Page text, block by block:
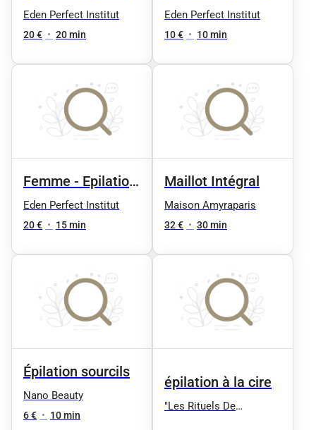
à la cire :demi
jambe
Eden Perfect Institut
20 € • 20 min
à la cire : Sourcils
Eden Perfect Institut
10 € • 10 min
Femme - Epilation
Cuisse
Eden Perfect Institut
20 € • 15 min
Maillot Intégral
Maison Amyraparis
32 € • 30 min
Épilation sourcils
Nano Beauty
6 € • 10 min
épilation à la cire
"Les Rituels De